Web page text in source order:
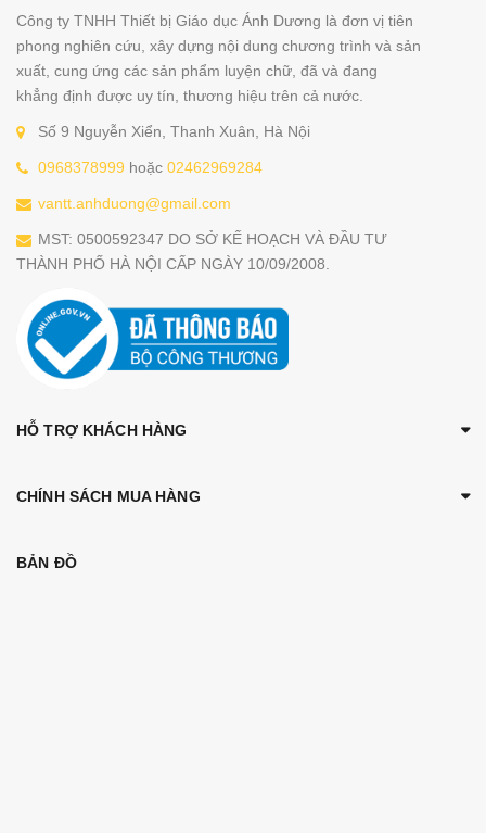
Công ty TNHH Thiết bị Giáo dục Ánh Dương là đơn vị tiên
phong nghiên cứu, xây dựng nội dung chương trình và sản
xuất, cung ứng các sản phẩm luyện chữ, đã và đang
khẳng định được uy tín, thương hiệu trên cả nước.
Số 9 Nguyễn Xiển, Thanh Xuân, Hà Nội
0968378999 hoặc 02462969284
vantt.anhduong@gmail.com
MST: 0500592347 DO SỞ KẾ HOẠCH VÀ ĐẦU TƯ
THÀNH PHỐ HÀ NỘI CẤP NGÀY 10/09/2008.
HỖ TRỢ KHÁCH HÀNG
CHÍNH SÁCH MUA HÀNG
BẢN ĐỒ